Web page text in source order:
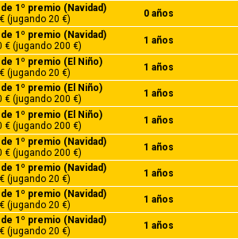
1º premio (Navidad)
(jugando 20 €)
0 años
1º premio (Navidad)
€ (jugando 200 €)
1 años
1º premio (El Niño)
(jugando 20 €)
1 años
1º premio (El Niño)
€ (jugando 200 €)
1 años
1º premio (El Niño)
€ (jugando 200 €)
1 años
1º premio (Navidad)
€ (jugando 200 €)
1 años
1º premio (Navidad)
(jugando 20 €)
1 años
1º premio (Navidad)
(jugando 20 €)
1 años
1º premio (Navidad)
(jugando 20 €)
1 años